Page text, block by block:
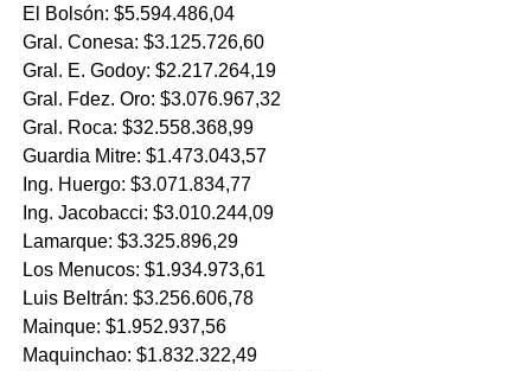
El Bolsón: $5.594.486,04
Gral. Conesa: $3.125.726,60
Gral. E. Godoy: $2.217.264,19
Gral. Fdez. Oro: $3.076.967,32
Gral. Roca: $32.558.368,99
Guardia Mitre: $1.473.043,57
Ing. Huergo: $3.071.834,77
Ing. Jacobacci: $3.010.244,09
Lamarque: $3.325.896,29
Los Menucos: $1.934.973,61
Luis Beltrán: $3.256.606,78
Mainque: $1.952.937,56
Maquinchao: $1.832.322,49